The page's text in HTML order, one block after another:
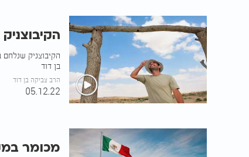
בן דוד
הרב צביקה בן דוד
05.12.22
מכומר